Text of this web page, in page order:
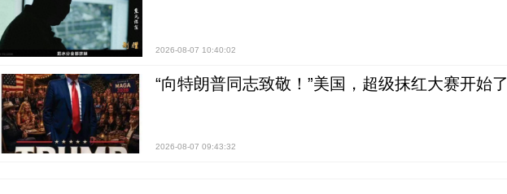
2026-08-07 10:40:02
“向特朗普同志致敬！”美国，超级抹红大赛开始了
2026-08-07 09:43:32